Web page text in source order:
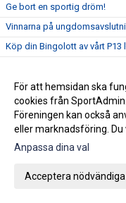
Ge bort en sportig dröm!
Vinnarna på
Köp din Bingolott av vårt P13
Vi välkomnar Mikael "
F17 FÖR- EM Spanien -
Sommarproffsläger 2019
Vinnare i 50/50 lotteriet 11/8
För att hemsidan ska
cookies från
Föreningen kan också
eller marknadsföring. Du
Anpassa dina val
Acceptera nödvändiga